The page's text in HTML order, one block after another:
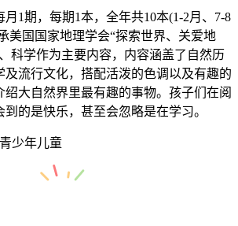
月1期，每期1本，全年共10本(1-2月、7-8
美国国家地理学会“探索世界、关爱地
科学作为主要内容，内容涵盖了自然历
及流行文化，搭配活泼的色调以及有趣的
绍大自然界里最有趣的事物。孩子们在阅
的是快乐，甚至会忽略是在学习。
少年儿童